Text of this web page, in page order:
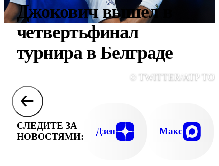
Джокович вышел в
четвертьфинал
турнира в Белграде
© TWITTER/ATP
СЛЕДИТЕ ЗА
НОВОСТЯМИ:
Дзен Макс